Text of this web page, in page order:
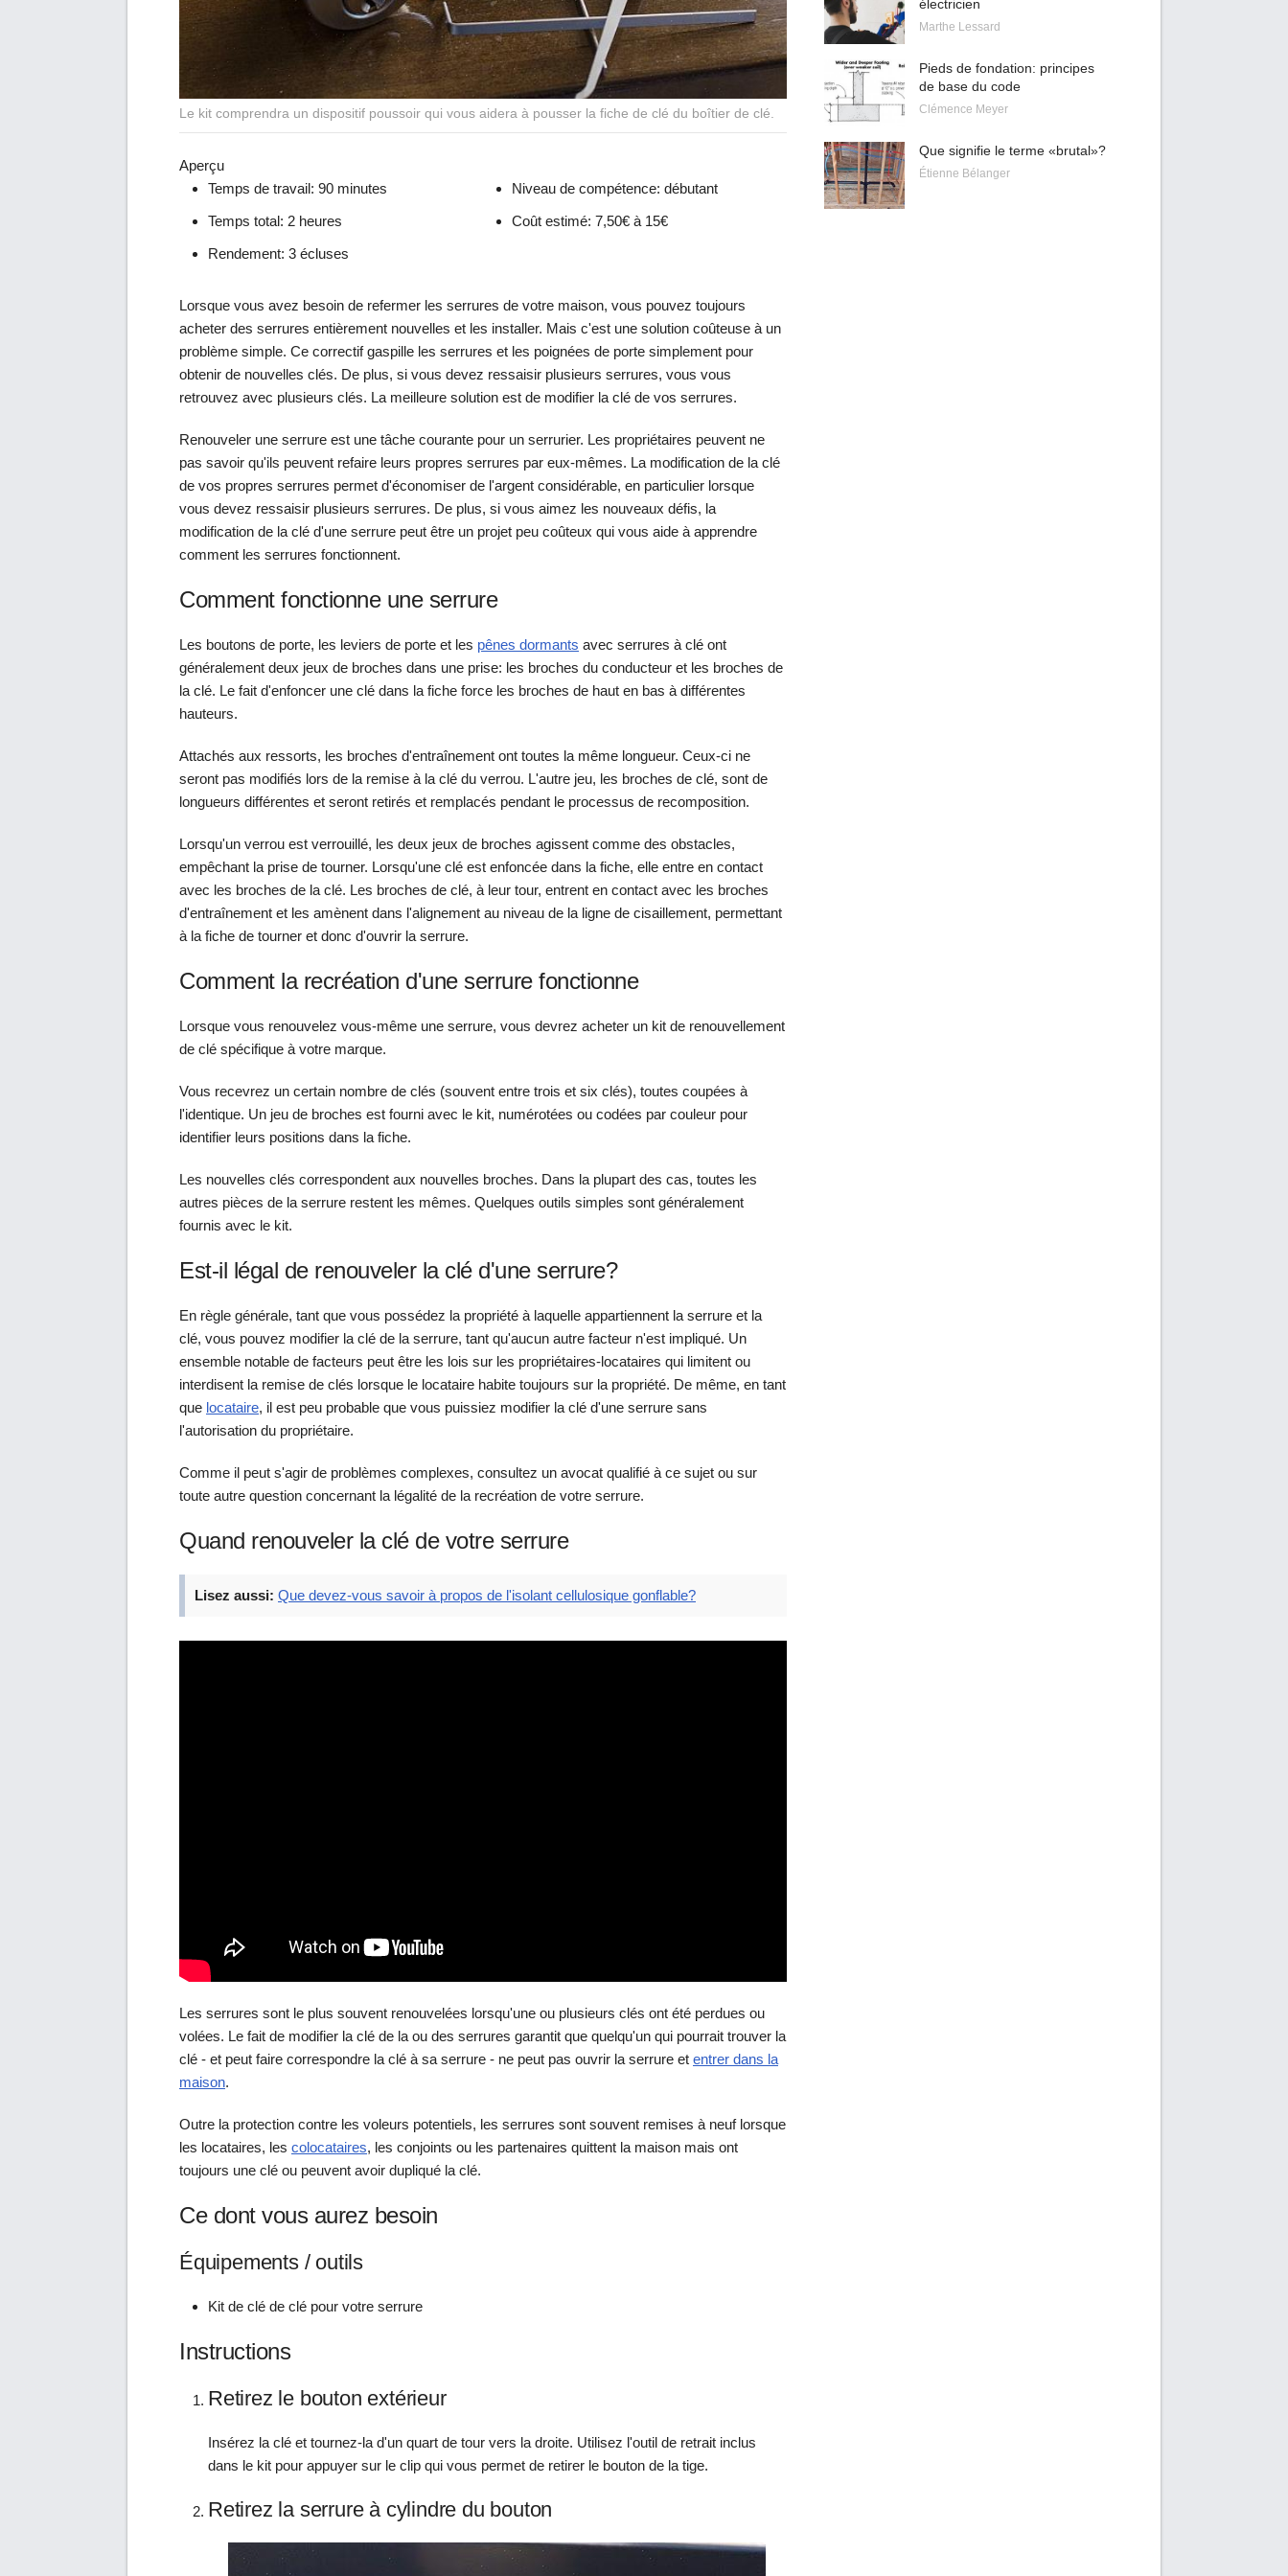
Le kit comprendra un dispositif poussoir qui vous aidera à pousser la fiche de clé du boîtier de clé.
Aperçu
Temps de travail: 90 minutes
Temps total: 2 heures
Rendement: 3 écluses
Niveau de compétence: débutant
Coût estimé: 7,50€ à 15€
Lorsque vous avez besoin de refermer les serrures de votre maison, vous pouvez toujours
acheter des serrures entièrement nouvelles et les installer. Mais c'est une solution coûteuse à un
problème simple. Ce correctif gaspille les serrures et les poignées de porte simplement pour
obtenir de nouvelles clés. De plus, si vous devez ressaisir plusieurs serrures, vous vous
retrouvez avec plusieurs clés. La meilleure solution est de modifier la clé de vos serrures.
Renouveler une serrure est une tâche courante pour un serrurier. Les propriétaires peuvent ne
pas savoir qu'ils peuvent refaire leurs propres serrures par eux-mêmes. La modification de la clé
de vos propres serrures permet d'économiser de l'argent considérable, en particulier lorsque
vous devez ressaisir plusieurs serrures. De plus, si vous aimez les nouveaux défis, la
modification de la clé d'une serrure peut être un projet peu coûteux qui vous aide à apprendre
comment les serrures fonctionnent.
Comment fonctionne une serrure
Les boutons de porte, les leviers de porte et les pênes dormants avec serrures à clé ont
généralement deux jeux de broches dans une prise: les broches du conducteur et les broches de
la clé. Le fait d'enfoncer une clé dans la fiche force les broches de haut en bas à différentes
hauteurs.
Attachés aux ressorts, les broches d'entraînement ont toutes la même longueur. Ceux-ci ne
seront pas modifiés lors de la remise à la clé du verrou. L'autre jeu, les broches de clé, sont de
longueurs différentes et seront retirés et remplacés pendant le processus de recomposition.
Lorsqu'un verrou est verrouillé, les deux jeux de broches agissent comme des obstacles,
empêchant la prise de tourner. Lorsqu'une clé est enfoncée dans la fiche, elle entre en contact
avec les broches de la clé. Les broches de clé, à leur tour, entrent en contact avec les broches
d'entraînement et les amènent dans l'alignement au niveau de la ligne de cisaillement, permettant
à la fiche de tourner et donc d'ouvrir la serrure.
Comment la recréation d'une serrure fonctionne
Lorsque vous renouvelez vous-même une serrure, vous devrez acheter un kit de renouvellement
de clé spécifique à votre marque.
Vous recevrez un certain nombre de clés (souvent entre trois et six clés), toutes coupées à
l'identique. Un jeu de broches est fourni avec le kit, numérotées ou codées par couleur pour
identifier leurs positions dans la fiche.
Les nouvelles clés correspondent aux nouvelles broches. Dans la plupart des cas, toutes les
autres pièces de la serrure restent les mêmes. Quelques outils simples sont généralement
fournis avec le kit.
Est-il légal de renouveler la clé d'une serrure?
En règle générale, tant que vous possédez la propriété à laquelle appartiennent la serrure et la
clé, vous pouvez modifier la clé de la serrure, tant qu'aucun autre facteur n'est impliqué. Un
ensemble notable de facteurs peut être les lois sur les propriétaires-locataires qui limitent ou
interdisent la remise de clés lorsque le locataire habite toujours sur la propriété. De même, en tant
que locataire, il est peu probable que vous puissiez modifier la clé d'une serrure sans
l'autorisation du propriétaire.
Comme il peut s'agir de problèmes complexes, consultez un avocat qualifié à ce sujet ou sur
toute autre question concernant la légalité de la recréation de votre serrure.
Quand renouveler la clé de votre serrure
Lisez aussi: Que devez-vous savoir à propos de l'isolant cellulosique gonflable?
Les serrures sont le plus souvent renouvelées lorsqu'une ou plusieurs clés ont été perdues ou
volées. Le fait de modifier la clé de la ou des serrures garantit que quelqu'un qui pourrait trouver la
clé - et peut faire correspondre la clé à sa serrure - ne peut pas ouvrir la serrure et entrer dans la
maison.
Outre la protection contre les voleurs potentiels, les serrures sont souvent remises à neuf lorsque
les locataires, les colocataires, les conjoints ou les partenaires quittent la maison mais ont
toujours une clé ou peuvent avoir dupliqué la clé.
Ce dont vous aurez besoin
Équipements / outils
Kit de clé de clé pour votre serrure
Instructions
Retirez le bouton extérieur
Insérez la clé et tournez-la d'un quart de tour vers la droite. Utilisez l'outil de retrait inclus
dans le kit pour appuyer sur le clip qui vous permet de retirer le bouton de la tige.
Retirez la serrure à cylindre du bouton
électricien
Marthe Lessard
Pieds de fondation: principes
de base du code
Clémence Meyer
Que signifie le terme «brutal»?
Étienne Bélanger